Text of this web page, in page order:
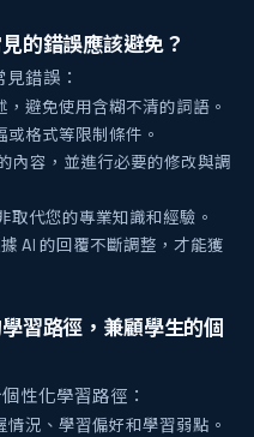
的錯誤應該避免？
錯誤：
避免使用含糊不清的詞語。
格式等限制條件。
內容，並進行必要的修改與調
取代您的專業知識和經驗。
AI 的回覆不斷調整，才能獲
習路徑，兼顧學生的個
性化學習路徑：
情況、學習偏好和學習弱點。